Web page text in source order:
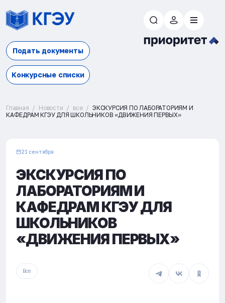
Подать документы
Конкурсные списки
Главная Новости все
ЭКСКУРСИЯ ПО ЛАБОРАТОРИЯМ И
КАФЕДРАМ КГЭУ ДЛЯ ШКОЛЬНИКОВ «ДВИЖЕНИЯ ПЕРВЫХ»
21 сентября
ЭКСКУРСИЯ ПО
ЛАБОРАТОРИЯМ И
КАФЕДРАМ КГЭУ ДЛЯ
ШКОЛЬНИКОВ
«ДВИЖЕНИЯ ПЕРВЫХ»
Все